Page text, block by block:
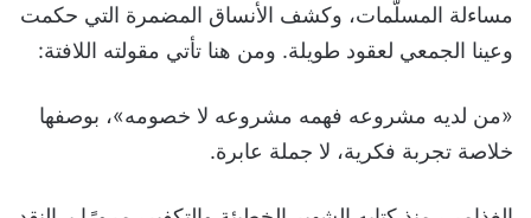
مساءلة المسلّمات، وكشف الأنساق المضمرة التي حكمت
وعينا الجمعي لعقود طويلة. ومن هنا تأتي مقولته اللافتة:
«من لديه مشروعه فهمه مشروعه لا خصومه»، بوصفها
خلاصة تجربة فكرية، لا جملة عابرة.